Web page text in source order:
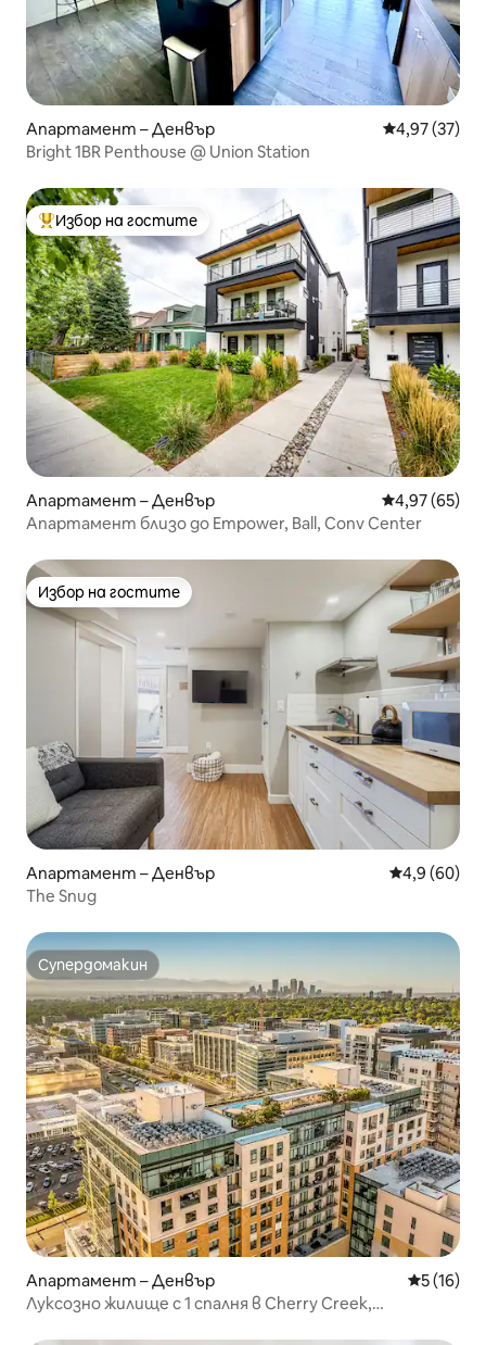
Апартамент – Денвър Средна
4,97 (37)
Bright 1BR Penthouse @ Union Station
Най-популярен избор на гостите
Избор на гостите
Апартамент – Денвър Средна
4,97 (65)
Апартамент близо до Empower, Ball, Conv Center
Избор на гостите
Избор на гостите
Апартамент – Денвър Средна
4,9 (60)
The Snug
Супердомакин
Супердомакин
Апартамент – Денвър Средна
5 (16)
Луксозно жилище с 1 спалня в Cherry Creek,